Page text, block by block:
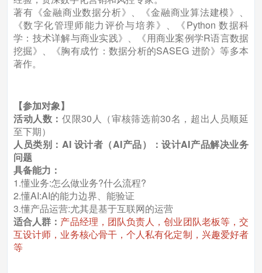
著有《金融商业数据分析》、《金融商业算法建模》、
《数字化管理师能力评价与培养》、《Python 数据科
学：技术详解与商业实践》、《用商业案例学R语言数据
挖掘》、《胸有成竹：数据分析的SASEG 进阶》等多本
著作。
【参加对象】
活动人数：仅限30人（审核筛选前30名，超出人员顺延
至下期）
人员类别：AI 设计者（AI产品）：设计AI产品解决业务
问题
具备能力：
1.懂业务:怎么做业务?什么流程?
2.懂AI:AI的能力边界、能验证
3.懂产品运营:尤其是基于互联网的运营
适合人群： 产品经理，团队负责人，创业团队老板等，交
互设计师，业务核心骨干，个人私有化定制，兴趣爱好者
等